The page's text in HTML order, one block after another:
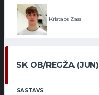
Kristaps Zass
SK OB/REGŽA (JUN)
SASTĀVS